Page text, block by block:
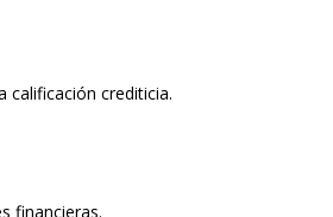
calificación crediticia.
financieras.